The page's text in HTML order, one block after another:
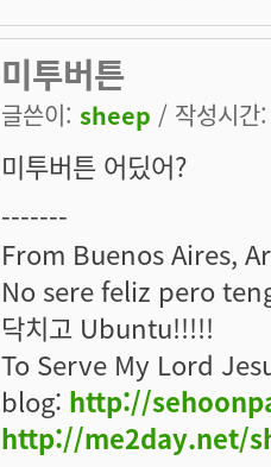
미투버튼
글쓴이: sheep / 작성시
미투버튼 어딨어?
-------
From Buenos Aires,
No sere feliz pero
닥치고 Ubuntu!!!!!
To Serve My Lord
blog: http://
http://me2day.net/